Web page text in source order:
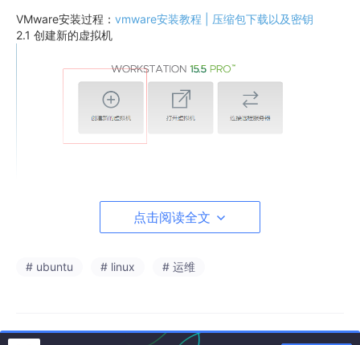
VMware安装过程： vmware安装教程 | 压缩包下载以及密钥
2.1 创建新的虚拟机
点击阅读全文
# ubuntu # linux # 运维